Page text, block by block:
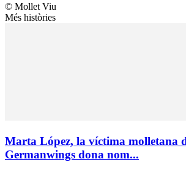
© Mollet Viu
Més històries
Marta López, la víctima molletana
Germanwings dona nom...